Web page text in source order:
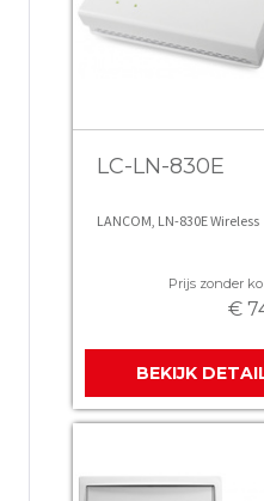
LC-LN-830E
LANCOM, LN-830E Wireless
Prijs zonder
€
BEKIJK